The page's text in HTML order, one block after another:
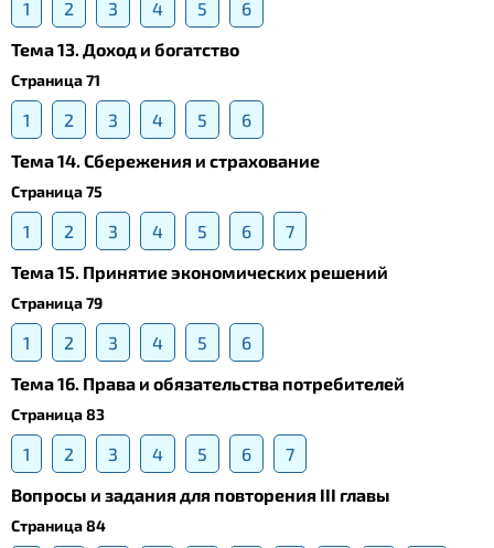
1 2 3 4 5
6
Тема 13. Доход и богатство
Страница 71
1 2 3 4 5
6
Тема 14. Сбережения и страхование
Страница 75
1 2 3 4 5 6
7
Тема 15. Принятие экономических решений
Страница 79
1 2 3 4 5
6
Тема 16. Права и обязательства потребителей
Страница 83
1 2 3 4 5 6
7
Вопросы и задания для повторения III главы
Страница 84